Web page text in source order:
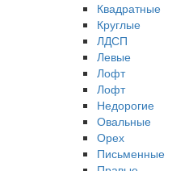
Квадратные
Круглые
ЛДСП
Левые
Лофт
Лофт
Недорогие
Овальные
Орех
Письменные